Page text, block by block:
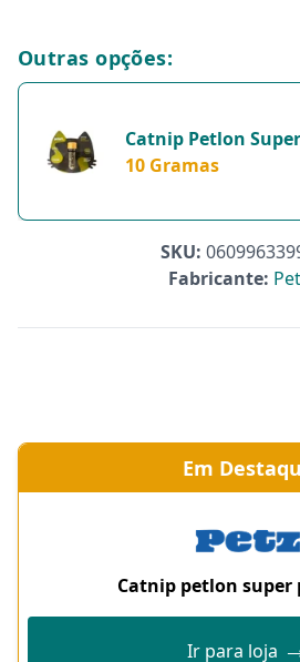
Outras opções:
Catnip Petlon
Gatos - Brinquedo
10 Gramas
SKU:
Fabricante:
Em
Catnip petlon super
Ir para loja